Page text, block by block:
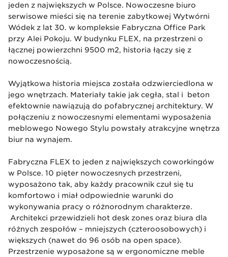
jeden z największych w Polsce. Nowoczesne biuro
serwisowe mieści się na terenie zabytkowej Wytwórni
Wódek z lat 30. w kompleksie Fabryczna Office Park
przy Alei Pokoju. W budynku FLEX, na przestrzeni o
łącznej powierzchni 9500 m2, historia łączy się z
nowoczesnością.
Wyjątkowa historia miejsca została odzwierciedlona w
jego wnętrzach. Materiały takie jak cegła, stal i beton
efektownie nawiązują do pofabrycznej architektury. W
połączeniu z nowoczesnymi elementami wyposażenia
meblowego Nowego Stylu powstały atrakcyjne wnętrza
biur na wynajem.
Fabryczna FLEX to jeden z największych coworkingów
w Polsce. 10 pięter nowoczesnych przestrzeni,
wyposażono tak, aby każdy pracownik czuł się tu
komfortowo i miał odpowiednie warunki do
wykonywania pracy o różnorodnym charakterze.
Architekci przewidzieli hot desk zones oraz biura dla
różnych zespołów – mniejszych (czteroosobowych) i
większych (nawet do 96 osób na open space).
Przestrzenie wyposażone są w ergonomiczne meble